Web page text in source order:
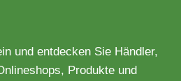
und entdecken Sie Händler,
Produkte und